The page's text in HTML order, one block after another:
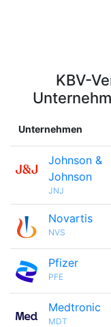
KBV-
Unternehmen
Johnson &
Johnson
JNJ
Novartis
NVS
Pfizer
PFE
Medtronic
MDT